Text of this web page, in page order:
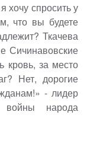
хочу спросить у
что вы будете
Ткачева
Сичинавовские
кровь, за место
Нет, дорогие
- лидер
войны народа